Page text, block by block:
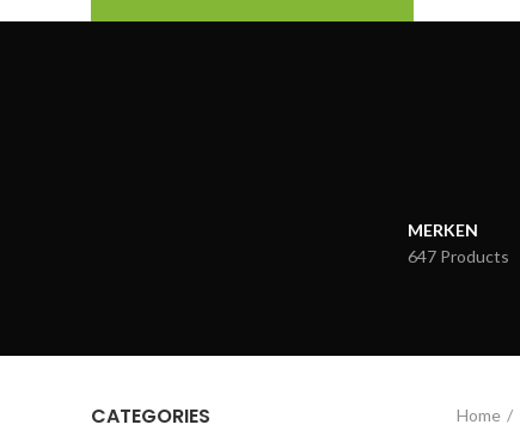
MERKEN
647 Products
CATEGORIES Home